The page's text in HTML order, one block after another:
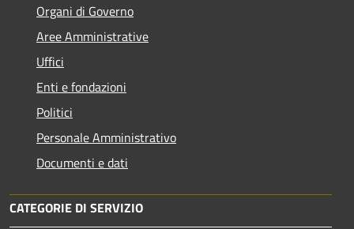
Organi di Governo
Aree Amministrative
Uffici
Enti e fondazioni
Politici
Personale Amministrativo
Documenti e dati
CATEGORIE DI SERVIZIO